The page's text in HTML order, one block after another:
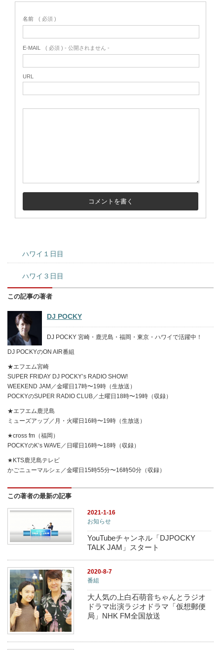
名前 ( 必須 )
E-MAIL ( 必須 ) - 公開されません -
URL
ハワイ１日目
ハワイ３日目
この記事の著者
DJ POCKY
DJ POCKY 宮崎・鹿児島・福岡・東京・ハワイで活躍中！
DJ POCKYのON AIR番組
★エフエム宮崎
SUPER FRIDAY DJ POCKY’s RADIO SHOW!
WEEKEND JAM／金曜日17時〜19時（生放送）
POCKYのSUPER RADIO CLUB／土曜日18時〜19時（収録）
★エフエム鹿児島
ミューズアップ／月・火曜日16時〜19時（生放送）
★cross fm（福岡）
POCKYのK’s WAVE／日曜日16時〜18時（収録）
★KTS鹿児島テレビ
かごニューマルシェ／金曜日15時55分〜16時50分（収録）
この著者の最新の記事
2021-1-16
お知らせ
YouTubeチャンネル「DJPOCKY
TALK JAM」スタート
2020-8-7
番組
大人気の上白石萌音ちゃんとラジオ
ドラマ出演ラジオドラマ「仮想郵便
局」NHK FM全国放送